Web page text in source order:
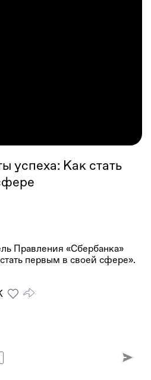
успеха: Как стать
Правления «Сбербанка»
первым в своей сфере».